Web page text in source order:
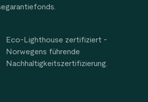
Eco-Lighthouse zertifiziert -
Norwegens führende
Nachhaltigkeitszertifizierung.